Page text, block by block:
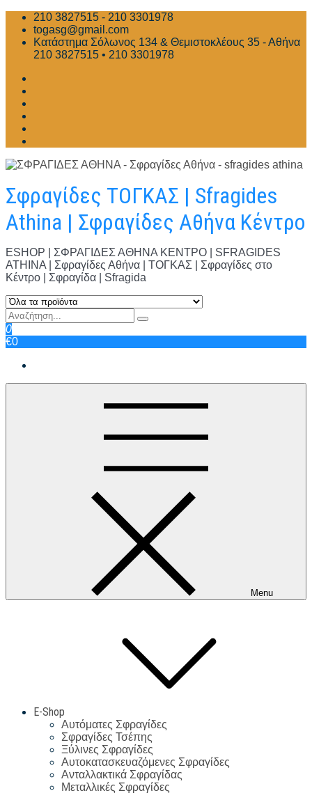
Skip
content
210 3827515 - 210 3301978
togasg@gmail.com
Κατάστημα Σόλωνος 134 & Θεμιστοκλέους 35 - Αθήνα
210 3827515 • 210 3301978
Σφραγίδες ΤΟΓΚΑΣ | Sfragides
Athina | Σφραγίδες Αθήνα Κέντρο
ESHOP | ΣΦΡΑΓΙΔΕΣ ΑΘΗΝΑ ΚΕΝΤΡΟ | SFRAGIDES
ATHINA | Σφραγίδες Αθήνα | ΤΟΓΚΑΣ | Σφραγίδες στο
Κέντρο | Σφραγίδα | Sfragida
0
€0
Menu
E-Shop
Αυτόματες Σφραγίδες
Σφραγίδες Τσέπης
Ξύλινες Σφραγίδες
Αυτοκατασκευαζόμενες Σφραγίδες
Ανταλλακτικά Σφραγίδας
Μεταλλικές Σφραγίδες